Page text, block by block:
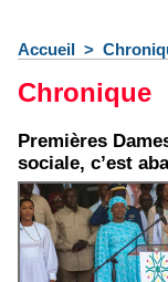
Accueil >
Chronique
Premières
sociale, c’est